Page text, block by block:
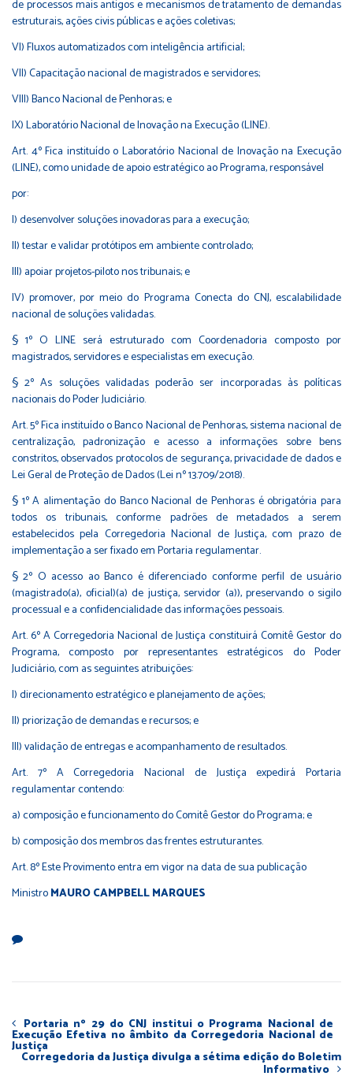
de processos mais antigos e mecanismos de tratamento de demandas
estruturais, ações civis públicas e ações coletivas;
VI) Fluxos automatizados com inteligência artificial;
VII) Capacitação nacional de magistrados e servidores;
VIII) Banco Nacional de Penhoras; e
IX) Laboratório Nacional de Inovação na Execução (LINE).
Art. 4º Fica instituído o Laboratório Nacional de Inovação na Execução
(LINE), como unidade de apoio estratégico ao Programa, responsável
por:
I) desenvolver soluções inovadoras para a execução;
II) testar e validar protótipos em ambiente controlado;
III) apoiar projetos-piloto nos tribunais; e
IV) promover, por meio do Programa Conecta do CNJ, escalabilidade
nacional de soluções validadas.
§ 1º O LINE será estruturado com Coordenadoria composto por
magistrados, servidores e especialistas em execução.
§ 2º As soluções validadas poderão ser incorporadas às políticas
nacionais do Poder Judiciário.
Art. 5º Fica instituído o Banco Nacional de Penhoras, sistema nacional de
centralização, padronização e acesso a informações sobre bens
constritos, observados protocolos de segurança, privacidade de dados e
Lei Geral de Proteção de Dados (Lei nº 13.709/2018).
§ 1º A alimentação do Banco Nacional de Penhoras é obrigatória para
todos os tribunais, conforme padrões de metadados a serem
estabelecidos pela Corregedoria Nacional de Justiça, com prazo de
implementação a ser fixado em Portaria regulamentar.
§ 2º O acesso ao Banco é diferenciado conforme perfil de usuário
(magistrado(a), oficial)(a) de justiça, servidor (a)), preservando o sigilo
processual e a confidencialidade das informações pessoais.
Art. 6º A Corregedoria Nacional de Justiça constituirá Comitê Gestor do
Programa, composto por representantes estratégicos do Poder
Judiciário, com as seguintes atribuições:
I) direcionamento estratégico e planejamento de ações;
II) priorização de demandas e recursos; e
III) validação de entregas e acompanhamento de resultados.
Art. 7º A Corregedoria Nacional de Justiça expedirá Portaria
regulamentar contendo:
a) composição e funcionamento do Comitê Gestor do Programa; e
b) composição dos membros das frentes estruturantes.
Art. 8º Este Provimento entra em vigor na data de sua publicação
MinistroMAURO CAMPBELL MARQUES
Portaria nº 29 do CNJ institui o Programa Nacional de
Execução Efetiva no âmbito da Corregedoria Nacional de
Justiça
Corregedoria da Justiça divulga a sétima edição do Boletim
Informativo